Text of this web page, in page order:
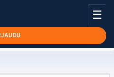
☰